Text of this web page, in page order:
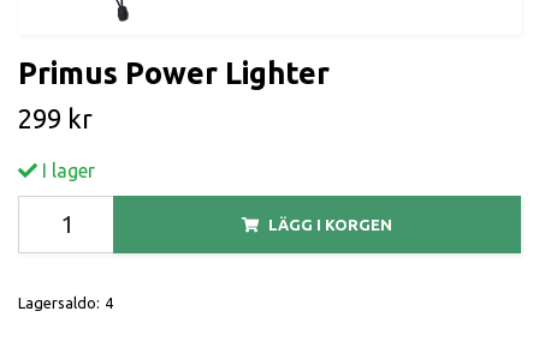
Primus Power Lighter
299 kr
I lager
LÄGG I KORGEN
Lagersaldo: 4